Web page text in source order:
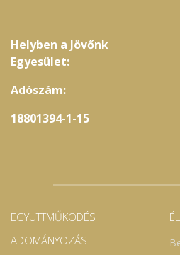
Helyben a Jövőnk
Egyesület:
Adószám:
18801394-1-15
EGYÜTTMŰKÖDÉS
ADOMÁNYOZÁS